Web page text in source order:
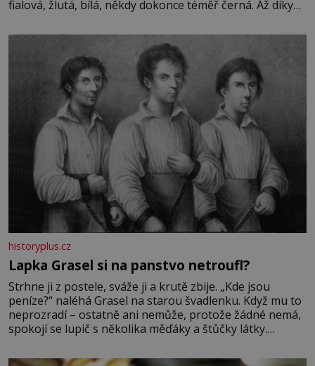
fialová, žlutá, bílá, někdy dokonce téměř černá. Až díky
bez které si českou zahradu ani nedokážeme představit.
historyplus.cz
Lapka Grasel si na panstvo netroufl?
Strhne ji z postele, sváže ji a krutě zbije. „Kde jsou
peníze?“ naléhá Grasel na starou švadlenku. Když mu to
neprozradí – ostatně ani nemůže, protože žádné nemá,
spokojí se lupič s několika měďáky a štůčky látky.
krutý. Jeho činy budí hrůzu ještě dlouho po jeho smrti